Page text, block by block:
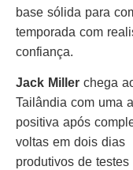
base sólida para
temporada com
confiança.
Jack Miller chega
Tailândia com uma
positiva após
voltas em dois dias
produtivos de testes